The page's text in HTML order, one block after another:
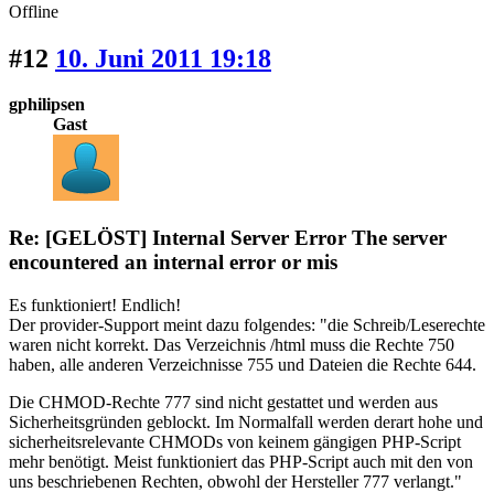
Offline
#12 10. Juni 2011 19:18
gphilipsen
Gast
Re: [GELÖST] Internal Server Error The server
encountered an internal error or mis
Es funktioniert! Endlich!
Der provider-Support meint dazu folgendes: "die Schreib/Leserechte
waren nicht korrekt. Das Verzeichnis /html muss die Rechte 750
haben, alle anderen Verzeichnisse 755 und Dateien die Rechte 644.
Die CHMOD-Rechte 777 sind nicht gestattet und werden aus
Sicherheitsgründen geblockt. Im Normalfall werden derart hohe und
sicherheitsrelevante CHMODs von keinem gängigen PHP-Script
mehr benötigt. Meist funktioniert das PHP-Script auch mit den von
uns beschriebenen Rechten, obwohl der Hersteller 777 verlangt."